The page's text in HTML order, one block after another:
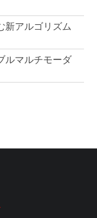
新アルゴリズム
ルマルチモーダ